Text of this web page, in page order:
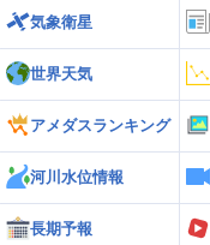
気象衛星
世界天気
アメダスランキング
河川水位情報
長期予報